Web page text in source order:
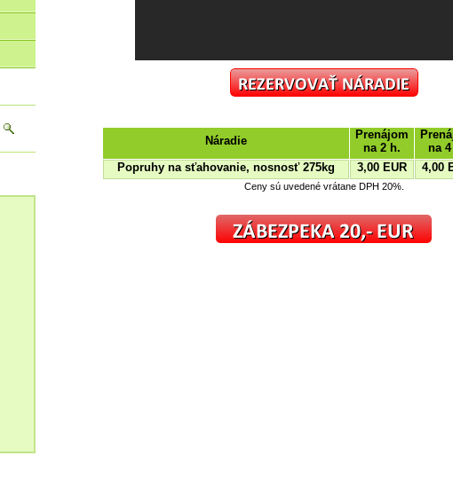
Náradie
Prenájom
na 2 h.
na
Popruhy na sťahovanie, nosnosť 275kg
3,00 EUR 4,00
Ceny sú uvedené vrátane DPH 20%.